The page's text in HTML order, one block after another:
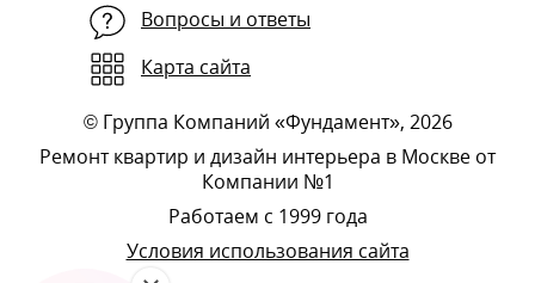
Вопросы и ответы
Карта сайта
© Группа Компаний «Фундамент», 2026
Ремонт квартир и дизайн интерьера в Москве от
Компании №1
Работаем с 1999 года
Условия использования сайта